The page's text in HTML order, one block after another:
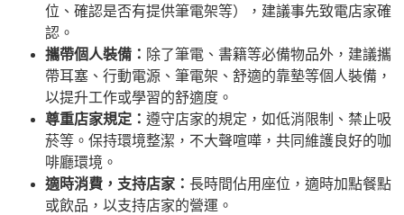
位、確認是否有提供筆電架等），建議事先致電店家確
認。
攜帶個人裝備： 除了筆電、書籍等必備物品外，建議攜
帶耳塞、行動電源、筆電架、舒適的靠墊等個人裝備，
以提升工作或學習的舒適度。
尊重店家規定： 遵守店家的規定，如低消限制、禁止吸
菸等。保持環境整潔，不大聲喧嘩，共同維護良好的咖
啡廳環境。
適時消費，支持店家： 長時間佔用座位，適時加點餐點
或飲品，以支持店家的營運。